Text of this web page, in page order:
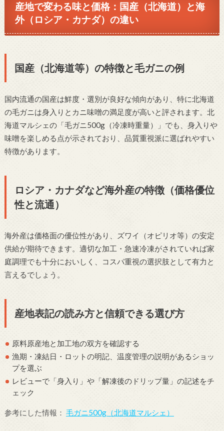
産地で変わる味と価格：国産（北海道）と海
外（ロシア・カナダ）の違い
国産（北海道等）の特徴と毛ガニの例
国内流通の国産は鮮度・選別が良好な傾向があり、特に北海道
の毛ガニは身入りとカニ味噌の満足度が高いと評されます。北
海道マルシェの「毛ガニ500g（冷凍時重量）」でも、身入りや
味噌を楽しめる点が示されており、品質重視派に選ばれやすい
特徴があります。
ロシア・カナダなど海外産の特徴（価格優位
性と流通）
海外産は価格面の優位性があり、ズワイ（オピリオ等）の安定
供給が期待できます。適切な加工・急速冷凍がされていれば家
庭調理でも十分においしく、コスパ重視の選択肢として有力と
言えるでしょう。
産地表記の読み方と信頼できる選び方
原料原産地と加工地の双方を確認する
漁期・凍結日・ロットの明記、温度管理の説明があるショッ
プを選ぶ
レビューで「身入り」や「解凍後のドリップ量」の記述をチ
ェック
参考にした情報： 毛ガニ500g（北海道マルシェ）